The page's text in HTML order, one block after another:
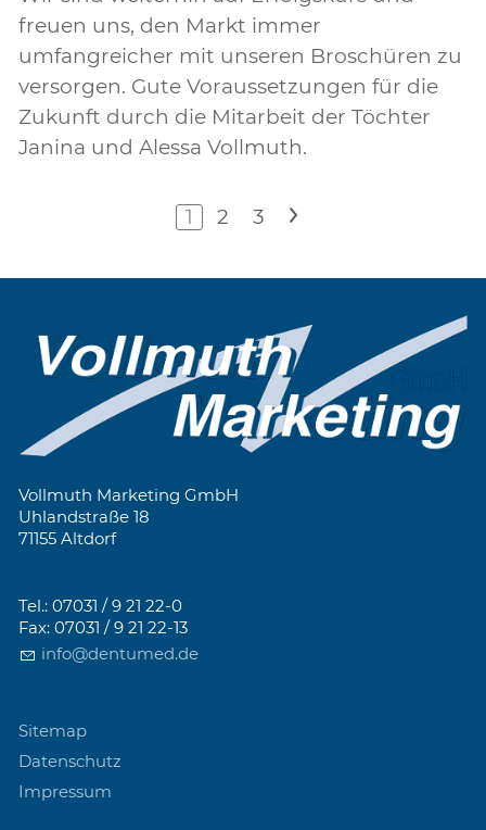
freuen uns, den Markt immer
umfangreicher mit unseren Broschüren zu
versorgen. Gute Voraussetzungen für die
Zukunft durch die Mitarbeit der Töchter
Janina und Alessa Vollmuth.
1 2 3 >
Vollmuth Marketing GmbH
Uhlandstraße 18
71155 Altdorf
Tel.: 07031 / 9 21 22-0
Fax: 07031 / 9 21 22-13
info@dentumed.de
Sitemap
Datenschutz
Impressum